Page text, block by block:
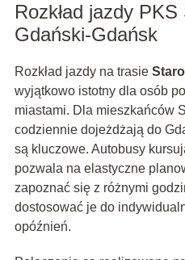
Rozkład jazdy
Gdański-Gdańsk
Rozkład jazdy na trasie
wyjątkowo istotny dla osób
miastami. Dla mieszkańców
codziennie dojeżdżają do
są kluczowe. Autobusy
pozwala na elastyczne
zapoznać się z różnymi
dostosować je do
opóźnień.